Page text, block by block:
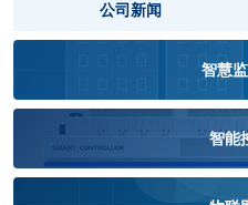
公司新闻
智慧
智能